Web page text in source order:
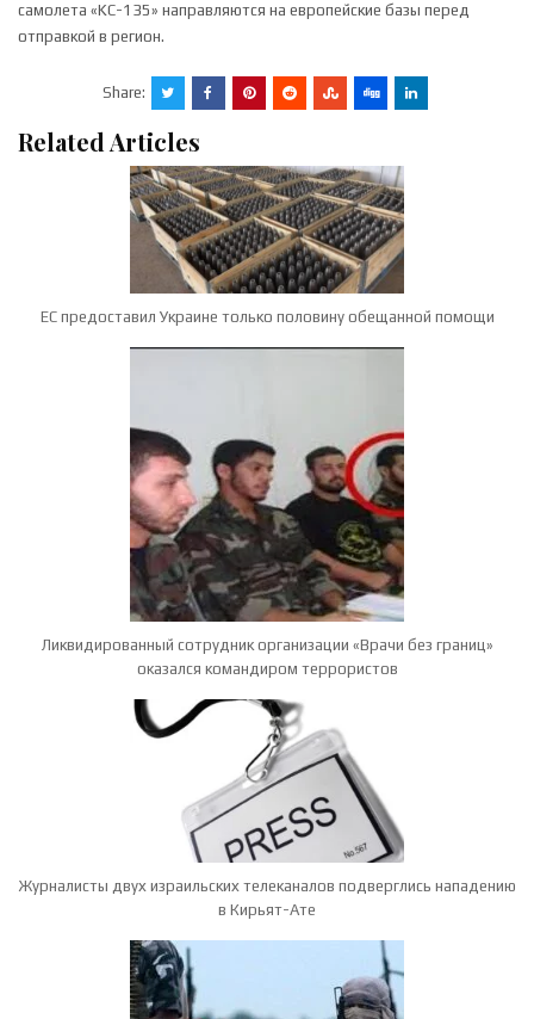
самолета «KC-135» направляются на европейские базы перед
отправкой в регион.
Share:
Related Articles
ЕС предоставил Украине только половину обещанной помощи
Ликвидированный сотрудник организации «Врачи без границ»
оказался командиром террористов
Журналисты двух израильских телеканалов подверглись нападению
в Кирьят-Ате